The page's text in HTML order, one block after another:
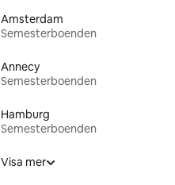
Amsterdam
Semesterboenden
Annecy
Semesterboenden
Hamburg
Semesterboenden
Visa mer